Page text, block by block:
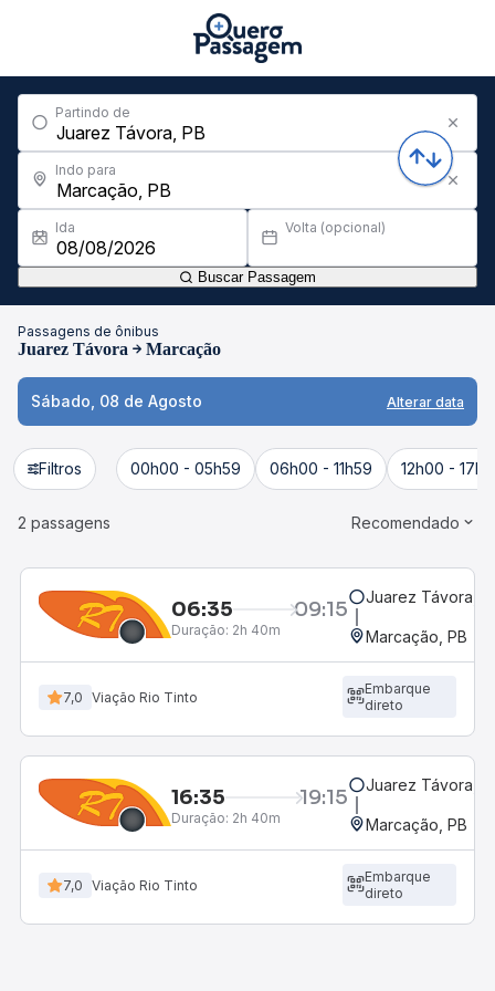
Partindo de
Indo para
Ida Volta (opcional)
Buscar Passagem
Passagens de ônibus
Juarez Távora Marcação
Sábado, 08 de Agosto Alterar data
Filtros 00h00 - 05h59 06h00 - 11h59 12h00 -
2 passagens Recomendado
06:35 09:15
Duração: 2h 40m
Juarez Távora,
Marcação, PB
7,0 Viação Rio Tinto
Embarque
direto
16:35 19:15
Duração: 2h 40m
Juarez Távora,
Marcação, PB
7,0 Viação Rio Tinto
Embarque
direto